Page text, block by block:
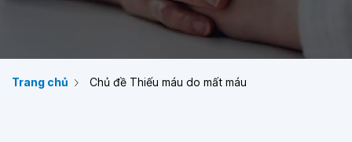
Trang chủ Chủ đề Thiếu máu do mất máu